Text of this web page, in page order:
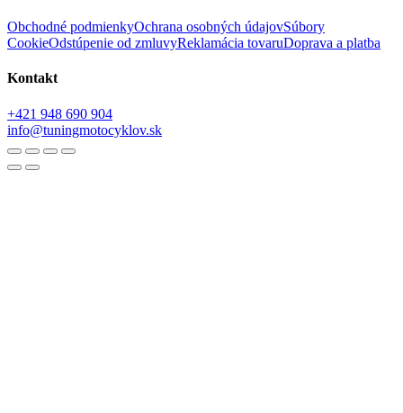
Obchodné podmienkyOchrana osobných údajovSúbory
CookieOdstúpenie od zmluvyReklamácia tovaruDoprava a platba
Kontakt
+421 948 690 904
info@tuningmotocyklov.sk